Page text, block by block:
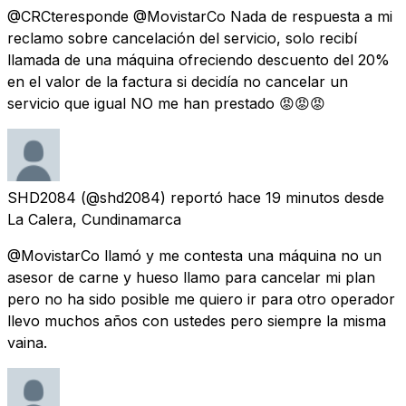
@CRCteresponde @MovistarCo Nada de respuesta a mi
reclamo sobre cancelación del servicio, solo recibí
llamada de una máquina ofreciendo descuento del 20%
en el valor de la factura si decidía no cancelar un
servicio que igual NO me han prestado 😡😡😡
SHD2084 (@shd2084) reportó hace 19 minutos desde
La Calera, Cundinamarca
@MovistarCo llamó y me contesta una máquina no un
asesor de carne y hueso llamo para cancelar mi plan
pero no ha sido posible me quiero ir para otro operador
llevo muchos años con ustedes pero siempre la misma
vaina.